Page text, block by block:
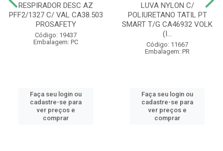
RESPIRADOR DESC AZ
PFF2/1327 C/ VAL CA38.503
PROSAFETY
Código: 19437
Embalagem: PC
Faça seu login ou
cadastre-se para
ver preços e
comprar
LUVA NYLON C/
POLIURETANO TATIL PT
SMART T/G CA46932 VOLK
(I...
Código: 11667
Embalagem: PR
Faça seu login ou
cadastre-se para
ver preços e
comprar